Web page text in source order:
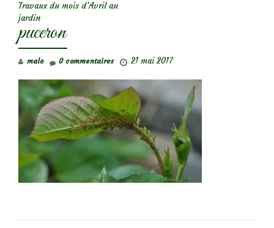
Travaux du mois d’Avril au
jardin
puceron
malo 21 mai 2017
0 commentaires